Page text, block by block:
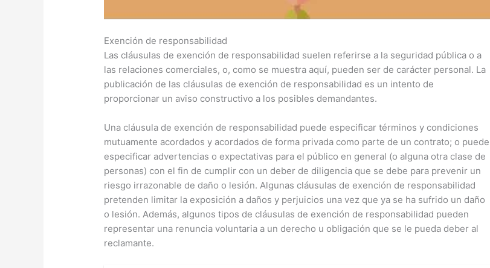
Exención de responsabilidad
Las cláusulas de exención de responsabilidad suelen referirse a la seguridad pública o a
las relaciones comerciales, o, como se muestra aquí, pueden ser de carácter personal. La
publicación de las cláusulas de exención de responsabilidad es un intento de
proporcionar un aviso constructivo a los posibles demandantes.
Una cláusula de exención de responsabilidad puede especificar términos y condiciones
mutuamente acordados y acordados de forma privada como parte de un contrato; o puede
especificar advertencias o expectativas para el público en general (o alguna otra clase de
personas) con el fin de cumplir con un deber de diligencia que se debe para prevenir un
riesgo irrazonable de daño o lesión. Algunas cláusulas de exención de responsabilidad
pretenden limitar la exposición a daños y perjuicios una vez que ya se ha sufrido un daño
o lesión. Además, algunos tipos de cláusulas de exención de responsabilidad pueden
representar una renuncia voluntaria a un derecho u obligación que se le pueda deber al
reclamante.